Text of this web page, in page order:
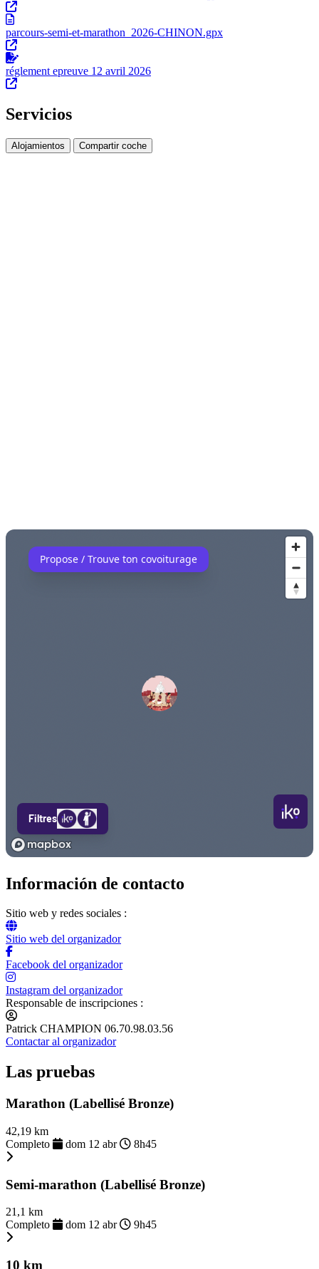
parcours-semi-et-marathon_2026-CHINON.gpx
réglement epreuve 12 avril 2026
Servicios
Alojamientos Compartir coche
Información de contacto
Sitio web y redes sociales :
Sitio web del organizador
Facebook del organizador
Instagram del organizador
Responsable de inscripciones :
Patrick CHAMPION 06.70.98.03.56
Contactar al organizador
Las pruebas
Marathon (Labellisé Bronze)
42,19 km
Completo
dom 12 abr 8h45
Semi-marathon (Labellisé Bronze)
21,1 km
Completo
dom 12 abr 9h45
10 km